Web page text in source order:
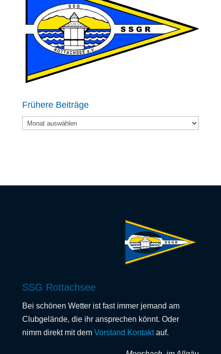
Frühere Beiträge
Frühere
SSG Rottachsee
Bei schönen Wetter ist fast immer jemand am
Clubgelände, die ihr ansprechen könnt. Oder
nimm direkt mit dem Vorstand Kontaktauf.